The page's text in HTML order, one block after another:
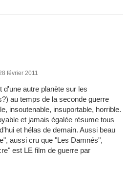
février 2011
d'une autre planète sur les
au temps de la seconde guerre
insoutenable, insuportable, horrible.
et jamais égalée résume tous
et hélas de demain. Aussi beau
aussi cru que "Les Damnés",
est LE film de guerre par